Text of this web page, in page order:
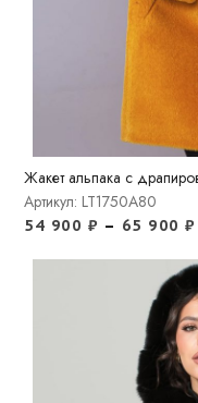
Жакет альпака с
Артикул: LT1750A80
54 900 ₽ – 65 900₽